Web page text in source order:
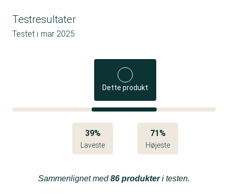
Testresultater
Testet i mar 2025
Dette produkt
39%
Laveste
71%
Højeste
Sammenlignet med86 produkteri testen.